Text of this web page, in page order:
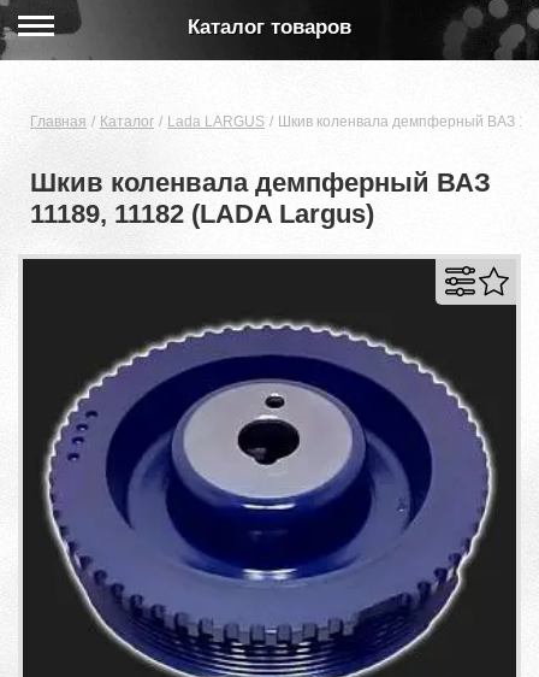
Каталог товаров
Главная Каталог Lada LARGUS Шкив коленвала демпферный ВАЗ
Шкив коленвала демпферный ВАЗ
11189, 11182 (LADA Largus)